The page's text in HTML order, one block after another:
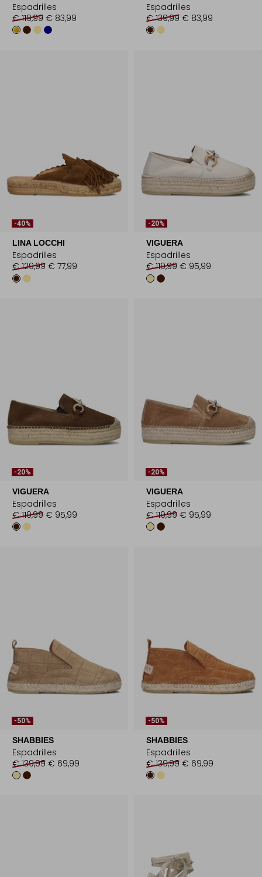
Espadrilles
€ 119,99 € 83,99
Espadrilles
€ 139,99 € 83,99
-40%
LINA LOCCHI
Espadrilles
€ 129,99 € 77,99
-20%
VIGUERA
Espadrilles
€ 119,99 € 95,99
-20%
VIGUERA
Espadrilles
€ 119,99 € 95,99
-20%
VIGUERA
Espadrilles
€ 119,99 € 95,99
-50%
SHABBIES
Espadrilles
€ 139,99 € 69,99
-50%
SHABBIES
Espadrilles
€ 139,99 € 69,99